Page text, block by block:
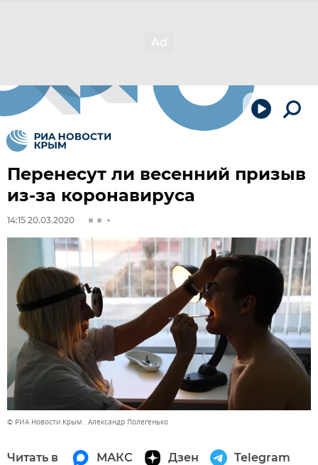
Перенесут ли весенний призыв
из-за коронавируса
14:15 20.03.2020
© РИА Новости Крым . Александр Полегенько
Читать в МАКС Дзен Telegram